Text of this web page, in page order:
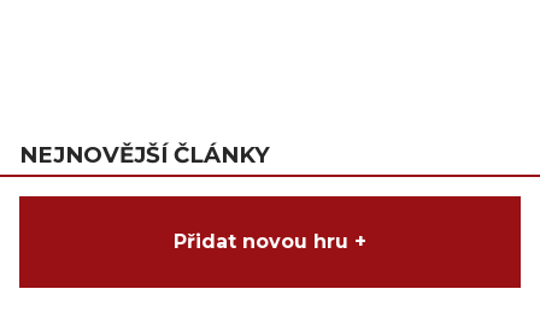
NEJNOVĚJŠÍ ČLÁNKY
Přidat novou hru +